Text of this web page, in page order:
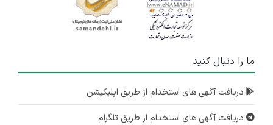
ما را دنبال کنید
دریافت آگهی های استخدام از طریق اپلیکیشن
دریافت آگهی های استخدام از طریق تلگرام